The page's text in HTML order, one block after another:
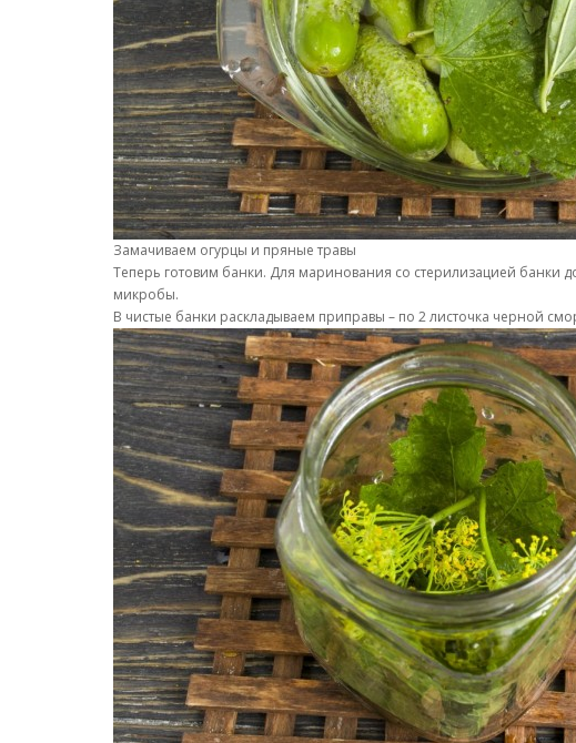
Замачиваем огурцы и пряные травы
Теперь готовим банки. Для маринования со стерилизацией банки
микробы.
В чистые банки раскладываем приправы – по 2 листочка черной